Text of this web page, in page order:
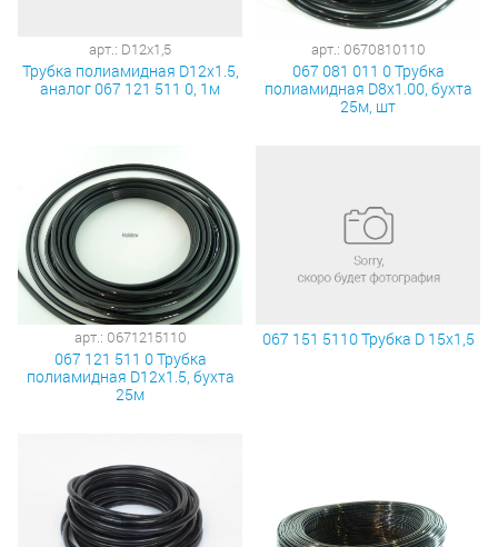
арт.: D12х1,5
Трубка полиамидная D12x1.5,
аналог 067 121 511 0, 1м
арт.: 0670810110
067 081 011 0 Трубка
полиамидная D8x1.00, бухта
25м, шт
арт.: 0671215110
067 121 511 0 Трубка
полиамидная D12x1.5, бухта
25м
067 151 5110 Трубка D 15х1,5